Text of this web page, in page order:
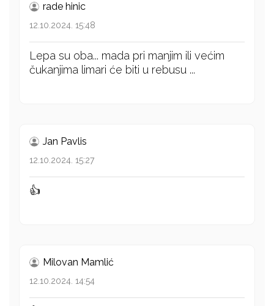
rade hinic
12.10.2024. 15:48
Lepa su oba... mada pri manjim ili većim
čukanjima limari će biti u rebusu ...
Jan Pavlis
12.10.2024. 15:27
👍
Milovan Mamlić
12.10.2024. 14:54